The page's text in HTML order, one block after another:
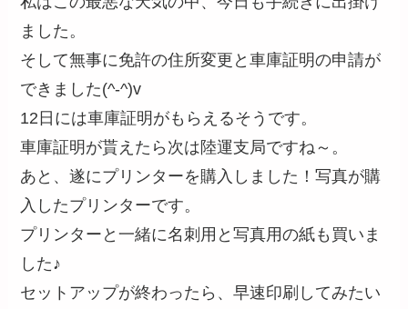
ました。
そして無事に免許の住所変更と車庫証明の申請が
できました(^-^)v
12日には車庫証明がもらえるそうです。
車庫証明が貰えたら次は陸運支局ですね～。
あと、遂にプリンターを購入しました！写真が購
入したプリンターです。
プリンターと一緒に名刺用と写真用の紙も買いま
した♪
セットアップが終わったら、早速印刷してみたい